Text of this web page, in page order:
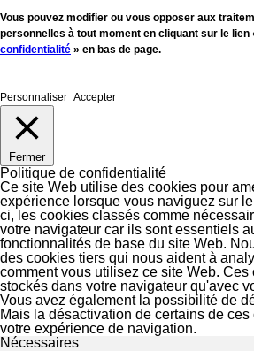
Vous pouvez modifier ou vous opposer aux
personnelles à tout moment en cliquant sur le lien
confidentialité » en bas de page.
Personnaliser Accepter
Fermer
Politique de confidentialité
Ce site Web utilise des cookies pour
expérience lorsque vous naviguez sur
ci, les cookies classés comme
votre navigateur car ils sont essentiels
fonctionnalités de base du site Web.
des cookies tiers qui nous aident à
comment vous utilisez ce site Web. Ces
stockés dans votre navigateur qu'avec
Vous avez également la possibilité de
Mais la désactivation de certains de
votre expérience de navigation.
Nécessaires